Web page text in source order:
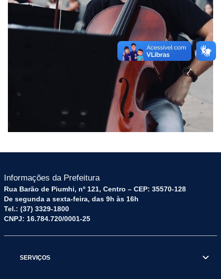
Informações da Prefeitura
Rua Barão de Piumhi, nº 121, Centro – CEP: 35570-128
De segunda a sexta-feira, das 9h às 16h
Tel.: (37) 3329-1800
CNPJ: 16.784.720/0001-25
SERVIÇOS